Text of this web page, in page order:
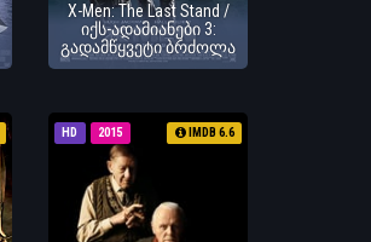
X-Men: The Last Stand /
იქს-ადამიანები 3:
გადამწყვეტი ბრძოლა
HD 2015 IMDB 6.6